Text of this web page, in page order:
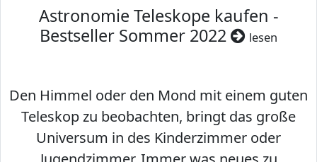
Astronomie Teleskope kaufen -
Bestseller Sommer 2022
lesen
Den Himmel oder den Mond mit einem guten
Teleskop zu beobachten, bringt das große
Universum in des Kinderzimmer oder